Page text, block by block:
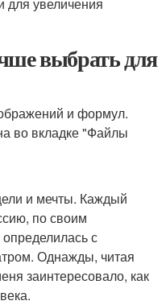
выбрать для
и формул.
во вкладке "Файлы
и мечты. Каждый
по своим
с
Однажды, читая
заинтересовало, как